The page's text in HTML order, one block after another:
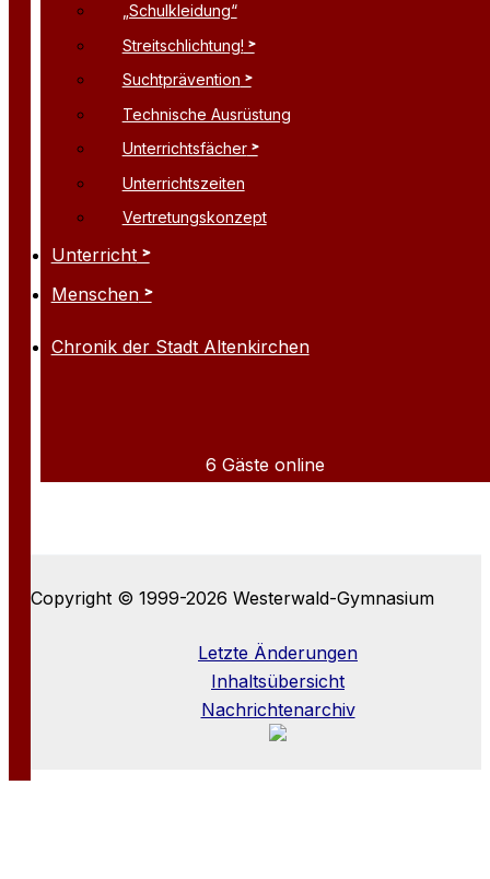
„Schulkleidung“
Streitschlichtung!
Suchtprävention
Technische Ausrüstung
Unterrichtsfächer
Unterrichtszeiten
Vertretungskonzept
Unterricht
Menschen
Chronik der Stadt Altenkirchen
6 Gäste online
Copyright © 1999-2026 Westerwald-Gymnasium
Letzte Änderungen
Inhaltsübersicht
Nachrichtenarchiv